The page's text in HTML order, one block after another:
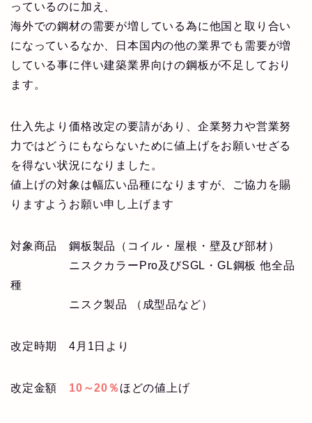
っているのに加え、
海外での鋼材の需要が増している為に他国と取り合い
になっているなか、日本国内の他の業界でも需要が増
している事に伴い建築業界向けの鋼板が不足しており
ます。
仕入先より価格改定の要請があり、企業努力や営業努
力ではどうにもならないために値上げをお願いせざる
を得ない状況になりました。
値上げの対象は幅広い品種になりますが、ご協力を賜
りますようお願い申し上げます
対象商品 鋼板製品（コイル・屋根・壁及び部材）
ニスクカラーPro及びSGL・GL鋼板 他全品
種
ニスク製品 （成型品など）
改定時期 4月1日より
改定金額 10～20％ ほどの値上げ